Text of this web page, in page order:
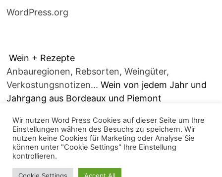
WordPress.org
Wein + Rezepte
Anbauregionen, Rebsorten, Weingüter,
Verkostungsnotizen... Wein von jedem Jahr und
Jahrgang aus Bordeaux und Piemont
Copyright © 2026alles über Wein.....
Wir nutzen Word Press Cookies auf dieser Seite um Ihre
Einstellungen währen des Besuchs zu speichern. Wir
nutzen keine Cookies für Marketing oder Analyse Sie
können unter "Cookie Settings" Ihre Einstellung
kontrollieren.